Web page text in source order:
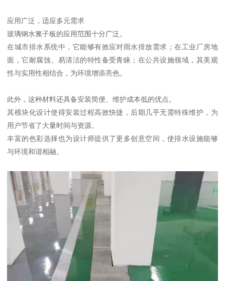
应用广泛，适应多元需求
玻璃钢水篦子板的应用范围十分广泛。
在城市排水系统中，它能够有效应对雨水排放需求；在工业厂房地
面，它耐腐蚀、易清洁的特性备受青睐；在公共设施领域，其美观
性与实用性相结合，为环境增添亮色。
此外，这种材料还具备安装简便、维护成本低的优点。
其模块化设计使得安装过程高效快捷，后期几乎无需特殊维护，为
用户节省了大量时间与资源。
丰富的色彩选择也为设计师提供了更多创意空间，使排水设施能够
与环境和谐相融。